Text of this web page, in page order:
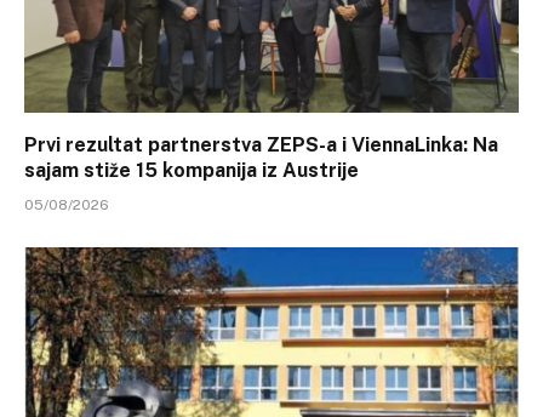
Prvi rezultat partnerstva ZEPS-a i ViennaLinka: Na
sajam stiže 15 kompanija iz Austrije
05/08/2026